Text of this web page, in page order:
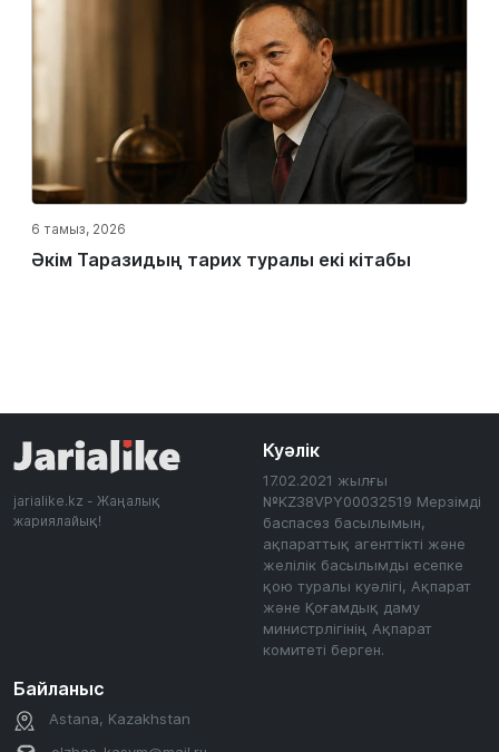
6 тамыз, 2026
Әкім Таразидың тарих туралы екі кітабы
jarialike.kz - Жаңалық
жариялайық!
Куәлік
17.02.2021 жылғы
№KZ38VPY00032519 Мерзімді
баспасөз басылымын,
ақпараттық агенттікті және
желілік басылымды есепке
қою туралы куәлігі, Ақпарат
және Қоғамдық даму
министрлігінің Ақпарат
комитеті берген.
Байланыс
Astana, Kazakhstan